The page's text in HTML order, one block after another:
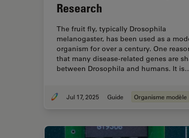
Research
The fruit fly, typically Drosophila
melanogaster, has been used as a
organism for over a century. One
that many disease-related genes are
between Drosophila and humans. It
Jul 17, 2025 Guide Organisme modèle